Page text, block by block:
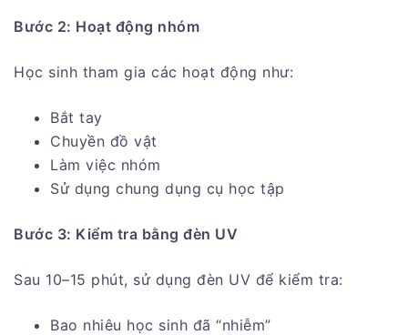
Bước 2: Hoạt động nhóm
Học sinh tham gia các hoạt động như:
Bắt tay
Chuyền đồ vật
Làm việc nhóm
Sử dụng chung dụng cụ học tập
Bước 3: Kiểm tra bằng đèn UV
Sau 10–15 phút, sử dụng đèn UV để kiểm tra:
Bao nhiêu học sinh đã “nhiễm”